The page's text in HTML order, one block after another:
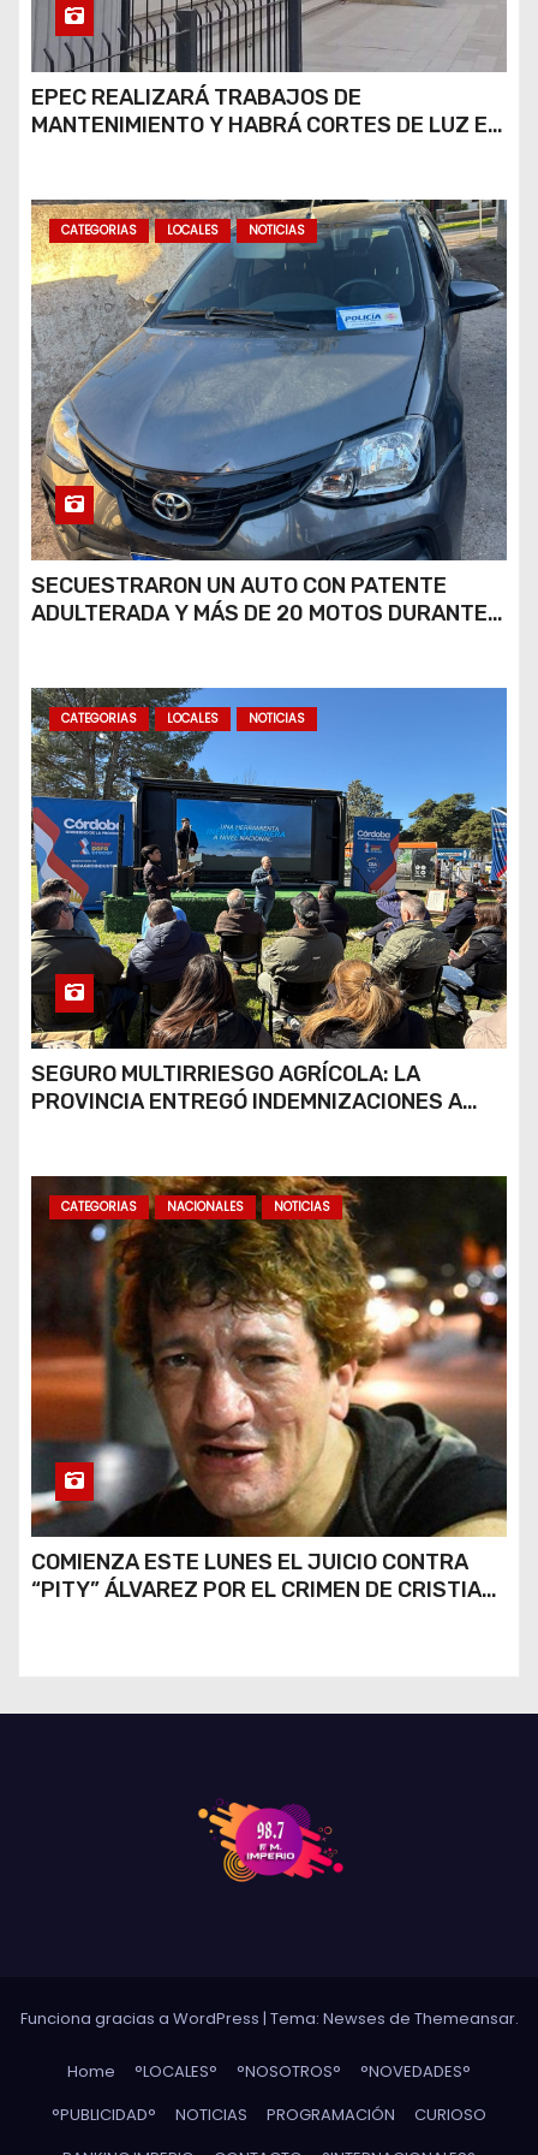
EPEC REALIZARÁ TRABAJOS DE
MANTENIMIENTO Y HABRÁ CORTES DE LUZ EN
CATEGORIAS LOCALES NOTICIAS
SECUESTRARON UN AUTO CON PATENTE
ADULTERADA Y MÁS DE 20 MOTOS DURANTE
CATEGORIAS LOCALES NOTICIAS
SEGURO MULTIRRIESGO AGRÍCOLA: LA
PROVINCIA ENTREGÓ INDEMNIZACIONES A
CATEGORIAS NACIONALES NOTICIAS
COMIENZA ESTE LUNES EL JUICIO CONTRA
“PITY” ÁLVAREZ POR EL CRIMEN DE CRISTIAN
Funciona gracias a WordPress | Tema: Newses de Themeansar.
Home °LOCALES° °NOSOTROS°
°NOVEDADES°
°PUBLICIDAD°
NOTICIAS PROGRAMACIÓN
CURIOSO